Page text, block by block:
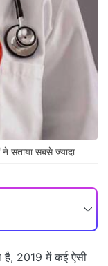
सताया सबसे ज्यादा
है, 2019 में कई ऐसी